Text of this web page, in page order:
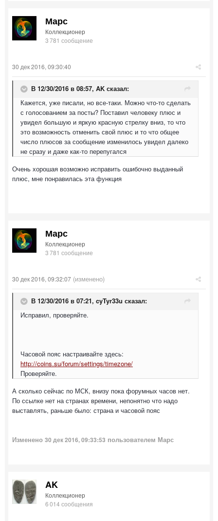
Марс
Коллекционер
3 781 сообщение
30 дек 2016, 09:30:40
В 12/30/2016 в 08:57, AK сказал:
Кажется, уже писали, но все-таки. Можно что-то сделать
с голосованием за посты? Поставил человеку плюс и
увидел большую и яркую красную стрелку вниз, то что
это возможность отменить свой плюс и то что общее
число плюсов за сообщение изменилось увидел далеко
не сразу и даже как-то перепугался
Очень хорошая возможно исправить ошибочно выданный
плюс, мне понравилась эта функция
Марс
Коллекционер
3 781 сообщение
30 дек 2016, 09:32:07 (изменено)
В 12/30/2016 в 07:21, cyTyr33u сказал:
Исправил, проверяйте.
Часовой пояс настраивайте здесь:
http://coins.su/forum/settings/timezone/
Проверяйте.
А сколько сейчас по МСК, внизу пока форумных часов нет.
По ссылке нет на странах времени, непонятно что надо
выставлять, раньше было: страна и часовой пояс
Изменено 30 дек 2016, 09:33:53 пользователем Марс
AK
Коллекционер
6 014 сообщения